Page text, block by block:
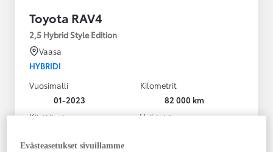
Toyota RAV4
2,5 Hybrid Style Edition
Vaasa
HYBRIDI
Vuosimalli
01-2023
Kilometrit
82 000 km
Käyttövoima
Vaihteisto
Näytä lisää
Evästeasetukset sivuillamme